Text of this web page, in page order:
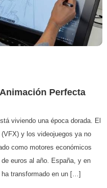
Perfecta
viviendo una época dorada. El
y los videojuegos ya no
como motores económicos
euros al año. España, y en
transformado en un […]